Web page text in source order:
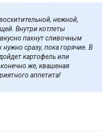
нежной,
Внутри котлеты
пахнут сливочным
сразу, пока горячие. В
картофель или
же, квашеная
аппетита!